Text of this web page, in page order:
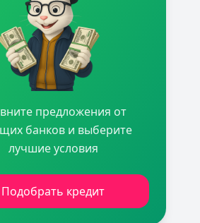
предложения от
банков и выберите
лучшие условия
Подобрать кредит